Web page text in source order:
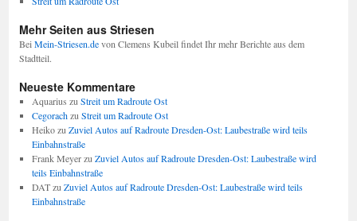
Mehr Seiten aus Striesen
Bei Mein-Striesen.devon Clemens Kubeil findet Ihr mehr Berichte aus dem
Stadtteil.
Neueste Kommentare
Aquarius zu Streit um Radroute Ost
Cegorachzu Streit um Radroute Ost
Heikozu Zuviel Autos auf Radroute Dresden-Ost: Laubestraße wird teils
Einbahnstraße
Frank Meyerzu Zuviel Autos auf Radroute Dresden-Ost: Laubestraße wird
teils Einbahnstraße
DATzu Zuviel Autos auf Radroute Dresden-Ost: Laubestraße wird teils
Einbahnstraße